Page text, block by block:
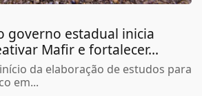
governo estadual inicia
Mafir e fortalecer...
da elaboração de estudos para
em...